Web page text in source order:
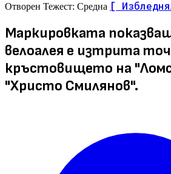
Отворен Тежест: Средна [
Маркировката
велоалея е изтрита
кръстовището на
"Христо Смилянов".